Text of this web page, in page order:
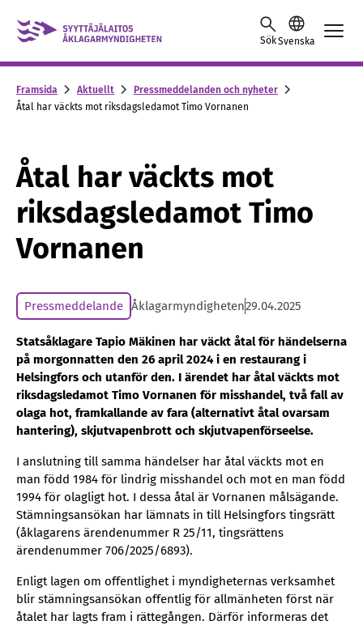
Skip to content -saavutettavuusohje
SökSvenska
Framsida Aktuellt
Pressmeddelanden och nyheter
Åtal har väckts mot riksdagsledamot Timo Vornanen
Åtal har väckts mot
riksdagsledamot Timo
Vornanen
Pressmeddelande Åklagarmyndigheten29.04.2025
Statsåklagare Tapio Mäkinen har väckt åtal för händelserna
på morgonnatten den 26 april 2024 i en restaurang i
Helsingfors och utanför den. I ärendet har åtal väckts mot
riksdagsledamot Timo Vornanen för misshandel, två fall av
olaga hot, framkallande av fara (alternativt åtal ovarsam
hantering), skjutvapenbrott och skjutvapenförseelse.
I anslutning till samma händelser har åtal väckts mot en
man född 1984 för lindrig misshandel och mot en man född
1994 för olagligt hot. I dessa åtal är Vornanen målsägande.
Stämningsansökan har lämnats in till Helsingfors tingsrätt
(åklagarens ärendenummer R 25/11, tingsrättens
ärendenummer 706/2025/6893).
Enligt lagen om offentlighet i myndigheternas verksamhet
blir stämningsansökan offentlig för allmänheten först när
åtalet har lagts fram i rättegången. Därför informeras det